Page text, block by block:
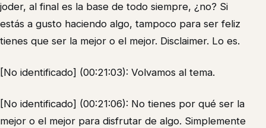
joder, al final es la base de todo siempre, ¿no? Si
estás a gusto haciendo algo, tampoco para ser feliz
tienes que ser la mejor o el mejor. Disclaimer. Lo es.
[No identificado] (00:21:03): Volvamos al tema.
[No identificado] (00:21:06): No tienes por qué ser la
mejor o el mejor para disfrutar de algo. Simplemente